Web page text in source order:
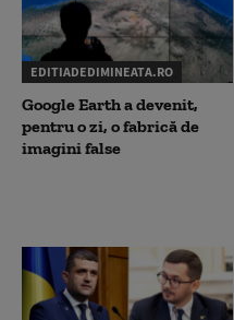
EDITIADEDIMINEATA.RO
Google Earth a devenit,
pentru o zi, o fabrică de
imagini false